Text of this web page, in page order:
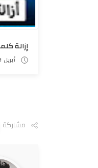
أبريل 09, 2021
مشاركة